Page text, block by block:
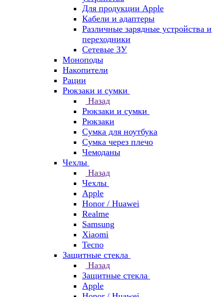
Для продукции Apple
Кабели и адаптеры
Различные зарядные устройства и
переходники
Сетевые ЗУ
Моноподы
Накопители
Рации
Рюкзаки и сумки
Назад
Рюкзаки и сумки
Рюкзаки
Сумка для ноутбука
Сумка через плечо
Чемоданы
Чехлы
Назад
Чехлы
Apple
Honor / Huawei
Realme
Samsung
Xiaomi
Tecno
Защитные стекла
Назад
Защитные стекла
Apple